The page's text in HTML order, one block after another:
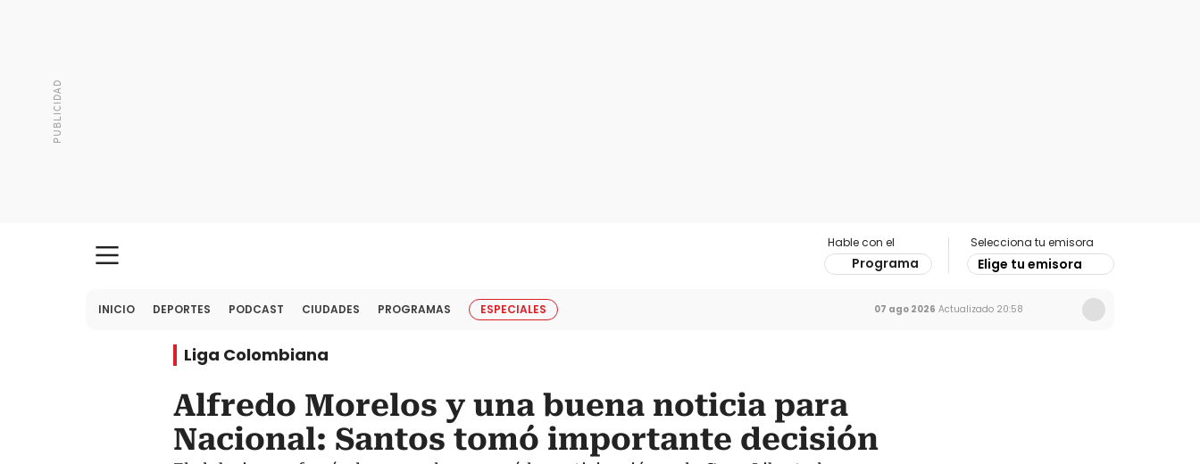
Hable con el
Programa
Selecciona tu emisora
Elige tu emisora
INICIO DEPORTES PODCAST CIUDADES PROGRAMAS ESPECIALES 07 ago 2026 Actualizado 20:58
Liga Colombiana
Alfredo Morelos y una buena noticia para
Nacional: Santos tomó importante decisión